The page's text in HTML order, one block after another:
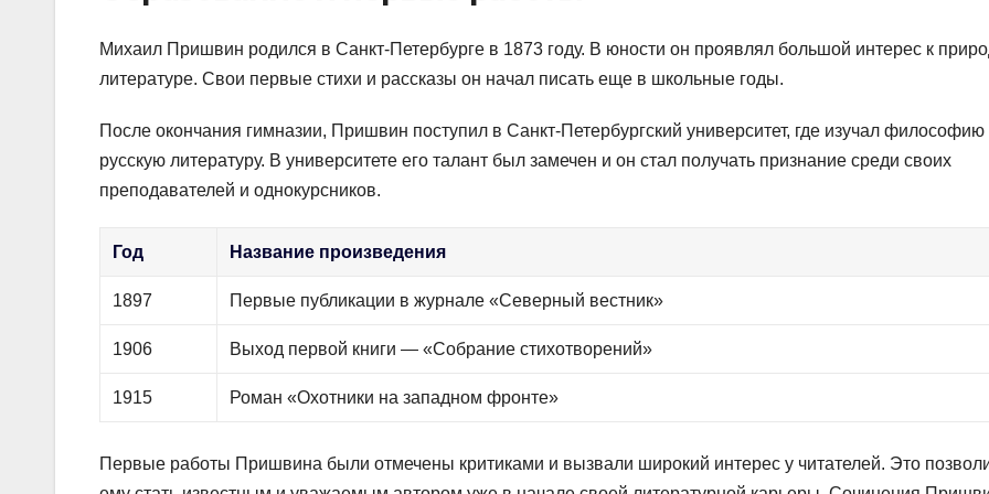
Михаил Пришвин родился в Санкт-Петербурге в 1873 году. В юности он проявлял большой интерес к
литературе. Свои первые стихи и рассказы он начал писать еще в школьные годы.
После окончания гимназии, Пришвин поступил в Санкт-Петербургский университет, где изучал философию
русскую литературу. В университете его талант был замечен и он стал получать признание среди своих
преподавателей и однокурсников.
Год Название произведения
1897 Первые публикации в журнале «Северный вестник»
1906 Выход первой книги — «Собрание стихотворений»
1915 Роман «Охотники на западном фронте»
Первые работы Пришвина были отмечены критиками и вызвали широкий интерес у читателей. Это